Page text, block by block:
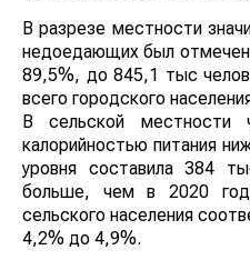
В разрезе местности
недоедающих был отмечен
89,5%, до 845,1 тыс
всего городского
В сельской местности
калорийностью питания
уровня составила 384
больше, чем в 2020
сельского населения
4,2% до 4,9%.